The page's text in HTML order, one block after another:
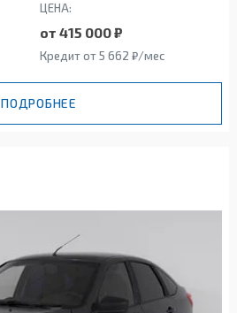
ЦЕНА:
от 415 000 ₽
Кредит от 5 662 ₽/мес
ПОДРОБНЕЕ